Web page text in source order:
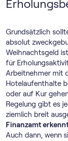
Grundsätzlich
absolut
Weihnachtsgeld
für
Arbeitnehmer mit
Hotelaufenthalte
oder auf Kur
Regelung gibt es
ziemlich breit
Finanzamt
Auch dann, wenn